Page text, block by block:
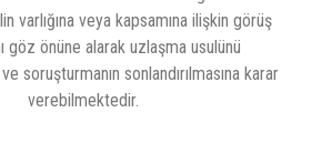
varlığına veya kapsamına ilişkin görüş
göz önüne alarak uzlaşma usulünü
soruşturmanın sonlandırılmasına karar
verebilmektedir.